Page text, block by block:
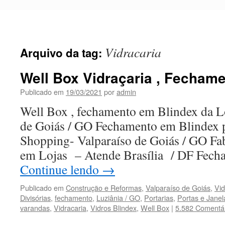
Arquivo da tag: Vidracaria
Well Box Vidraçaria ,
Publicado em 19/03/2021 poradmin
Well Box , fechamento em Blindex da
de Goiás / GO Fechamento em Blindex
Shopping- Valparaíso de Goiás / GO
em Lojas – Atende Brasília / DF
Continue lendo →
Publicado em Construção e Reformas, Valparaíso de Goiás,
Divisórias, fechamento, Luziânia / GO, Portarias, Portas e
varandas, Vidracaria, Vidros Blindex, Well Box | 5.582